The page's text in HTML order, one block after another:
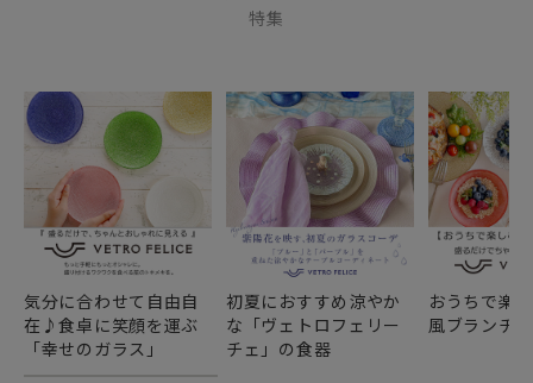
特集
気分に合わせて自由自
在♪食卓に笑顔を運ぶ
「幸せのガラス」
初夏におすすめ涼やか
な「ヴェトロフェリー
チェ」の食器
おうちで楽
風ブランチ